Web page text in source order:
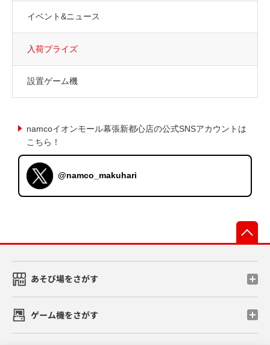
イベント&ニュース
入荷プライズ
設置ゲーム機
namcoイオンモール幕張新都心店の公式SNSアカウントは
こちら！
@namco_makuhari
あそび場をさがす
ゲーム機をさがす